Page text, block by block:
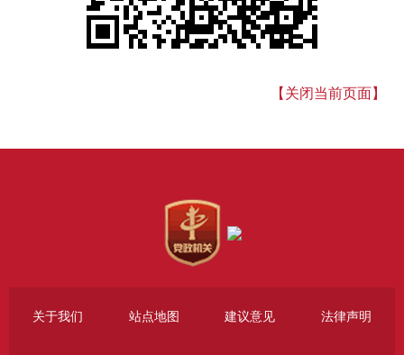
【关闭当前页面】
关于我们 站点地图 建议意见 法律声明